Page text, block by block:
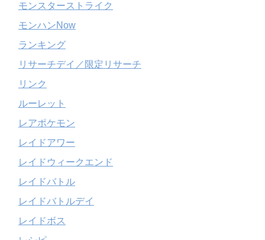
モンスターストライク
モンハンNow
ランキング
リサーチデイ／限定リサーチ
リンク
ルーレット
レアポケモン
レイドアワー
レイドウィークエンド
レイドバトル
レイドバトルデイ
レイドボス